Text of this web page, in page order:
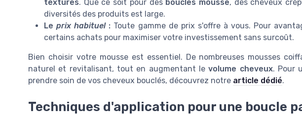
textures. Que ce soit pour des boucles mousse, des cheveux
diversités des produits est large.
Leprix habituel: Toute gamme de prix s'offre à vous. Pour
certains achats pour maximiser votre investissement sans surcoût.
Bien choisir votre mousse est essentiel. De nombreuses mousses
naturel et revitalisant, tout en augmentant levolume cheveux. Pour
prendre soin de vos cheveux bouclés, découvrez notre article dédié.
Techniques d'application pour une boucle